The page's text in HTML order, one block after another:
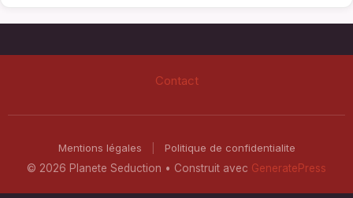
Contact
Mentions légales
Politique de confidentialite
© 2026 Planete Seduction • Construit avec GeneratePress